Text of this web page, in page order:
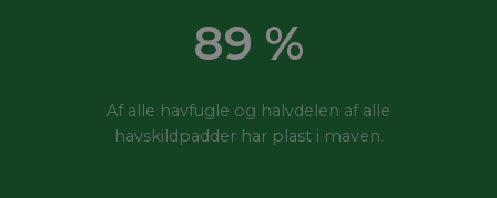
90 %
Af alle havfugle og halvdelen af alle
havskildpadder har plast i maven.